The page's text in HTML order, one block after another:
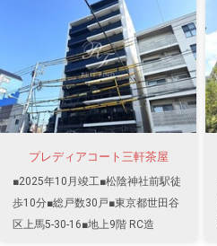
プレディアコート三軒茶屋
■2025年10月竣工■松陰神社前駅徒
歩10分■総戸数30戸■東京都世田谷
区上馬5-30-16■地上9階 RC造